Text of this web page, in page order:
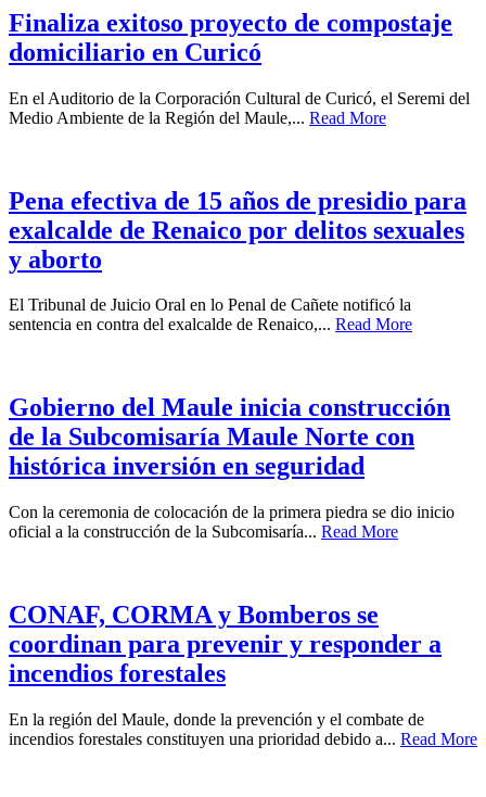
Finaliza exitoso proyecto de compostaje
domiciliario en Curicó
En el Auditorio de la Corporación Cultural de Curicó, el Seremi del
Medio Ambiente de la Región del Maule,... Read More
Pena efectiva de 15 años de presidio para
exalcalde de Renaico por delitos sexuales
y aborto
El Tribunal de Juicio Oral en lo Penal de Cañete notificó la
sentencia en contra del exalcalde de Renaico,... Read More
Gobierno del Maule inicia construcción
de la Subcomisaría Maule Norte con
histórica inversión en seguridad
Con la ceremonia de colocación de la primera piedra se dio inicio
oficial a la construcción de la Subcomisaría... Read More
CONAF, CORMA y Bomberos se
coordinan para prevenir y responder a
incendios forestales
En la región del Maule, donde la prevención y el combate de
incendios forestales constituyen una prioridad debido a... Read More